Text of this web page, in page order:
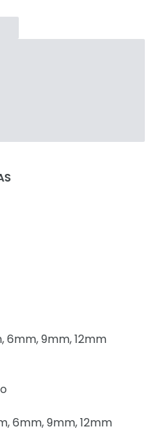
6mm, 9mm, 12mm
6mm, 9mm, 12mm